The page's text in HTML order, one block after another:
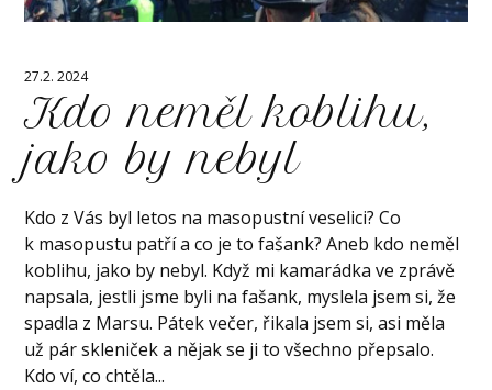
27.2. 2024
Kdo neměl koblihu,
jako by nebyl
Kdo z Vás byl letos na masopustní veselici? Co
k masopustu patří a co je to fašank? Aneb kdo neměl
koblihu, jako by nebyl. Když mi kamarádka ve zprávě
napsala, jestli jsme byli na fašank, myslela jsem si, že
spadla z Marsu. Pátek večer, řikala jsem si, asi měla
už pár skleniček a nějak se ji to všechno přepsalo.
Kdo ví, co chtěla...